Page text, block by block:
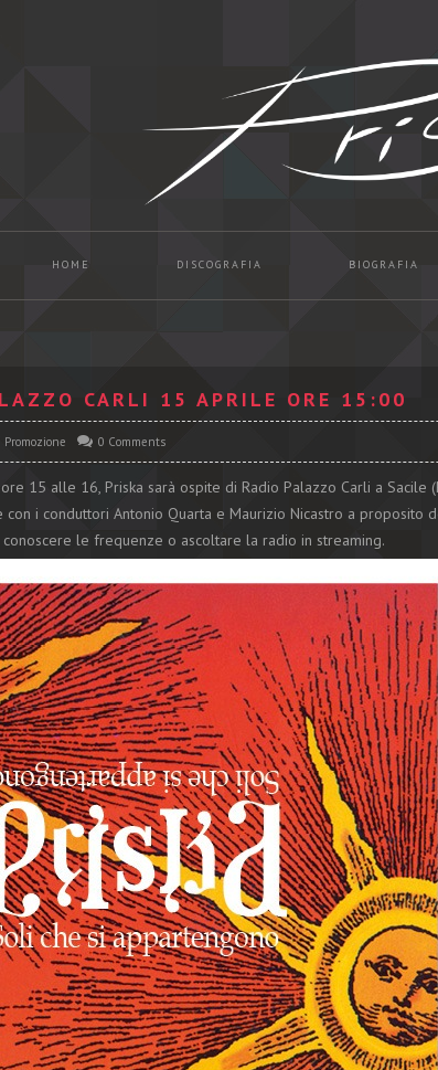
HOME DISCOGRAFIA BIOGRAFIA
CARLI 15 APRILE ORE 15:00
Promozione 0 Comments
15 alle 16, Priska sarà ospite di Radio Palazzo Carli a Sacile
con i conduttori Antonio Quarta e Maurizio Nicastro a proposito
le frequenze o ascoltare la radio in streaming.